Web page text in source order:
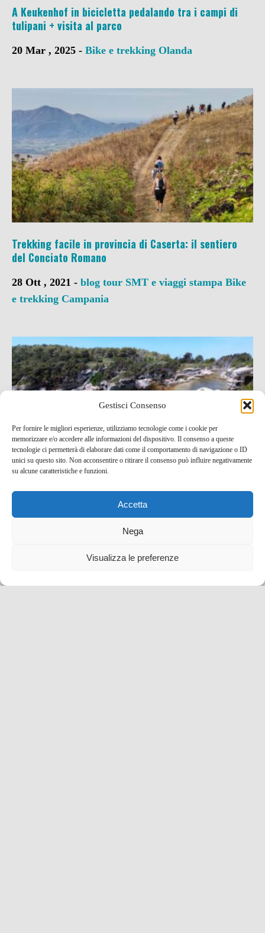
Gestisci Consenso
Per fornire le migliori esperienze, utilizziamo tecnologie come i cookie per
memorizzare e/o accedere alle informazioni del dispositivo. Il consenso a queste
tecnologie ci permetterà di elaborare dati come il comportamento di navigazione o ID
unici su questo sito. Non acconsentire o ritirare il consenso può influire negativamente
su alcune caratteristiche e funzioni.
Accetta
Nega
Visualizza le preferenze
A Keukenhof in bicicletta pedalando tra i campi di
tulipani + visita al parco
20 Mar , 2025 - Bike e trekking Olanda
Trekking facile in provincia di Caserta: il sentiero
del Conciato Romano
28 Ott , 2021 - blog tour SMT e viaggi stampa Bike
e trekking Campania
Escursione trekking a Pianosa con bagno e visita al
Idee per un weekend